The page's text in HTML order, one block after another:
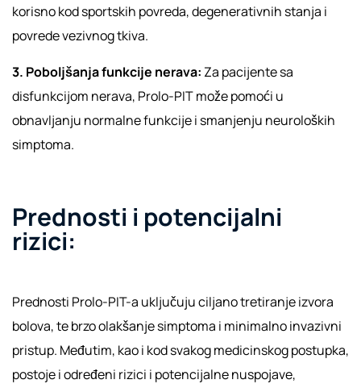
korisno kod sportskih povreda, degenerativnih stanja i
povrede vezivnog tkiva.
3. Poboljšanja funkcije nerava: Za pacijente sa
disfunkcijom nerava, Prolo-PIT može pomoći u
obnavljanju normalne funkcije i smanjenju neuroloških
simptoma.
Prednosti i potencijalni
rizici:
Prednosti Prolo-PIT-a uključuju ciljano tretiranje izvora
bolova, te brzo olakšanje simptoma i minimalno invazivni
pristup. Međutim, kao i kod svakog medicinskog postupka,
postoje i određeni rizici i potencijalne nuspojave,